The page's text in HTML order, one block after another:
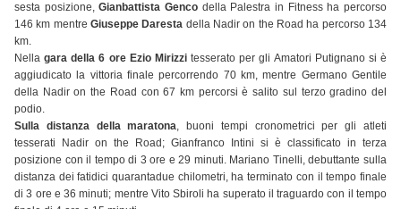
sesta posizione,Gianbattista Genco della Palestra in Fitness ha percorso
146 km mentre Giuseppe Daresta della Nadir on the Road ha percorso 134
km.
Nellagara della 6 ore Ezio Mirizzitesserato per gli Amatori Putignano si è
aggiudicato la vittoria finale percorrendo 70 km, mentre Germano Gentile
della Nadir on the Road con 67 km percorsi è salito sul terzo gradino del
podio.
Sulla distanza della maratona, buoni tempi cronometrici per gli atleti
tesserati Nadir on the Road; Gianfranco Intini si è classificato in terza
posizione con il tempo di 3 ore e 29 minuti. Mariano Tinelli, debuttante sulla
distanza dei fatidici quarantadue chilometri, ha terminato con il tempo finale
di 3 ore e 36 minuti; mentre Vito Sbiroli ha superato il traguardo con il tempo